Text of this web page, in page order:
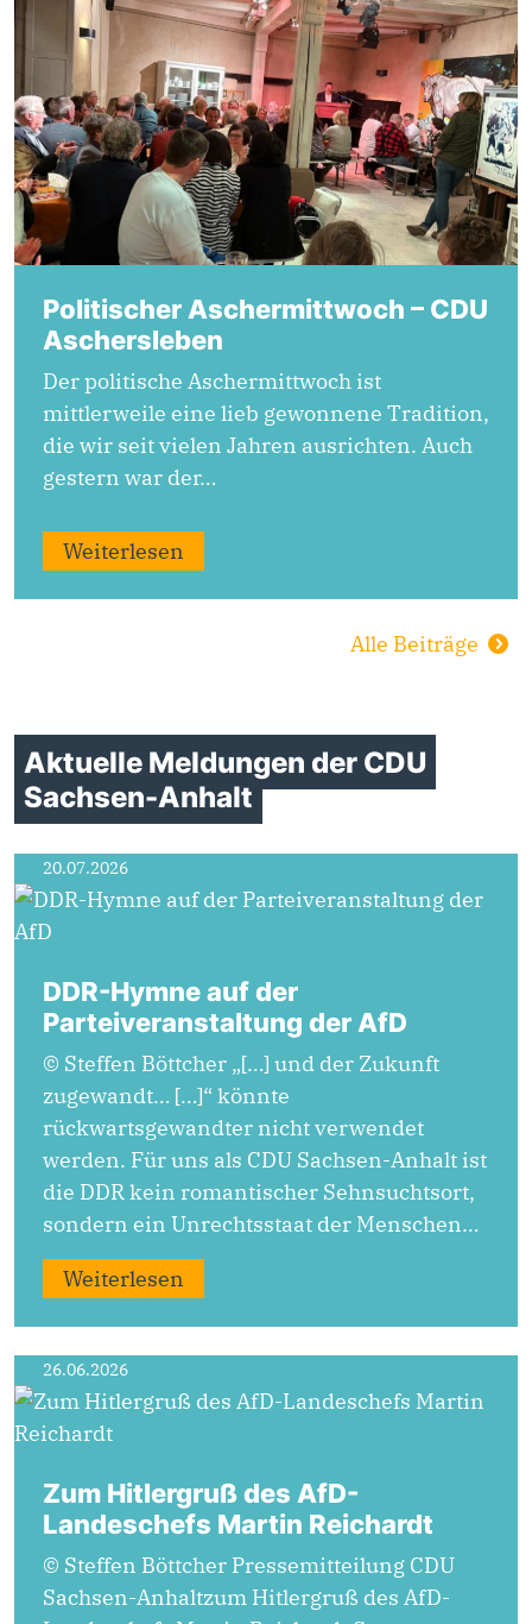
Politischer Aschermittwoch – CDU
Aschersleben
Der politische Aschermittwoch ist
mittlerweile eine lieb gewonnene Tradition,
die wir seit vielen Jahren ausrichten. Auch
gestern war der…
Weiterlesen
Alle Beiträge
Aktuelle Meldungen der CDU
Sachsen-Anhalt
20.07.2026
DDR-Hymne auf der
Parteiveranstaltung der AfD
© Steffen Böttcher „[…] und der Zukunft
zugewandt… […]“ könnte
rückwartsgewandter nicht verwendet
werden. Für uns als CDU Sachsen-Anhalt ist
die DDR kein romantischer Sehnsuchtsort,
sondern ein Unrechtsstaat der Menschen…
Weiterlesen
26.06.2026
Zum Hitlergruß des AfD-
Landeschefs Martin Reichardt
© Steffen Böttcher Pressemitteilung CDU
Sachsen-Anhaltzum Hitlergruß des AfD-